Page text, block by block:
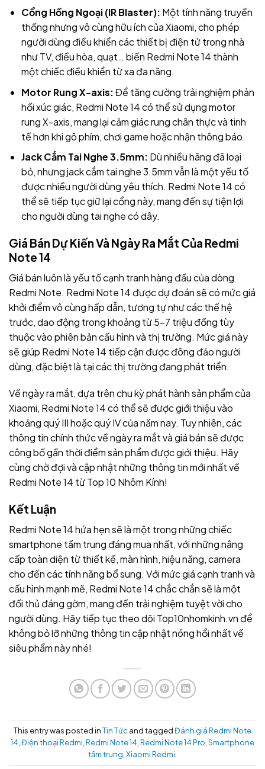
Cổng Hồng Ngoại (IR Blaster): Một tính năng truyền
thống nhưng vô cùng hữu ích của Xiaomi, cho phép
người dùng điều khiển các thiết bị điện tử trong nhà
như TV, điều hòa, quạt… biến Redmi Note 14 thành
một chiếc điều khiển từ xa đa năng.
Motor Rung X-axis:Để tăng cường trải nghiệm phản
hồi xúc giác, Redmi Note 14 có thể sử dụng motor
rung X-axis, mang lại cảm giác rung chân thực và tinh
tế hơn khi gõ phím, chơi game hoặc nhận thông báo.
Jack Cắm Tai Nghe 3.5mm: Dù nhiều hãng đã loại
bỏ, nhưng jack cắm tai nghe 3.5mm vẫn là một yếu tố
được nhiều người dùng yêu thích. Redmi Note 14 có
thể sẽ tiếp tục giữ lại cổng này, mang đến sự tiện lợi
cho người dùng tai nghe có dây.
Giá Bán Dự Kiến Và Ngày Ra Mắt Của Redmi
Note 14
Giá bán luôn là yếu tố cạnh tranh hàng đầu của dòng
Redmi Note. Redmi Note 14 được dự đoán sẽ có mức giá
khởi điểm vô cùng hấp dẫn, tương tự như các thế hệ
trước, dao động trong khoảng từ 5-7 triệu đồng tùy
thuộc vào phiên bản cấu hình và thị trường. Mức giá này
sẽ giúp Redmi Note 14 tiếp cận được đông đảo người
dùng, đặc biệt là tại các thị trường đang phát triển.
Về ngày ra mắt, dựa trên chu kỳ phát hành sản phẩm của
Xiaomi, Redmi Note 14 có thể sẽ được giới thiệu vào
khoảng quý III hoặc quý IV của năm nay. Tuy nhiên, các
thông tin chính thức về ngày ra mắt và giá bán sẽ được
công bố gần thời điểm sản phẩm được giới thiệu. Hãy
cùng chờ đợi và cập nhật những thông tin mới nhất về
Redmi Note 14 từ Top 10 Nhôm Kính!
Kết Luận
Redmi Note 14 hứa hẹn sẽ là một trong những chiếc
smartphone tầm trung đáng mua nhất, với những nâng
cấp toàn diện từ thiết kế, màn hình, hiệu năng, camera
cho đến các tính năng bổ sung. Với mức giá cạnh tranh và
cấu hình mạnh mẽ, Redmi Note 14 chắc chắn sẽ là một
đối thủ đáng gờm, mang đến trải nghiệm tuyệt vời cho
người dùng. Hãy tiếp tục theo dõi Top10nhomkinh.vn để
không bỏ lỡ những thông tin cập nhật nóng hổi nhất về
siêu phẩm này nhé!
This entry was posted inTin Tức and taggedĐánh giá Redmi Note
14,Điện thoại Redmi,Redmi Note 14,Redmi Note 14 Pro,Smartphone
tầm trung,Xiaomi Redmi.